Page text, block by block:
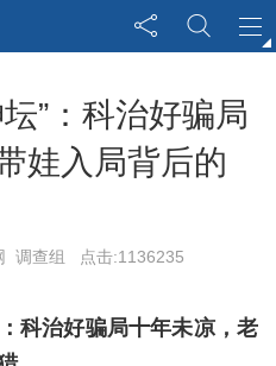
”：科治好骗局
娃入局背后的
调查组 点击:1136235
科治好骗局十年未凉，老